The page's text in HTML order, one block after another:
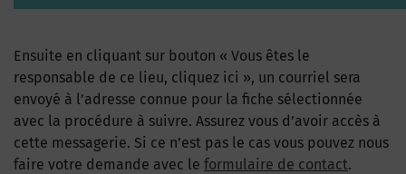
Ensuite en cliquant sur bouton « Vous êtes le
responsable de ce lieu, cliquez ici », un courriel sera
envoyé à l’adresse connue pour la fiche sélectionnée
avec la procédure à suivre. Assurez vous d’avoir accès à
cette messagerie. Si ce n’est pas le cas vous pouvez nous
faire votre demande avec le formulaire de contact.